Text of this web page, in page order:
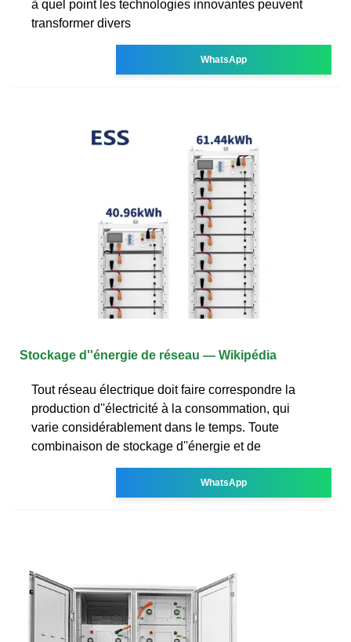
à quel point les technologies innovantes peuvent
transformer divers
WhatsApp
Stockage d''énergie de réseau — Wikipédia
Tout réseau électrique doit faire correspondre la
production d''électricité à la consommation, qui
varie considérablement dans le temps. Toute
combinaison de stockage d''énergie et de
WhatsApp